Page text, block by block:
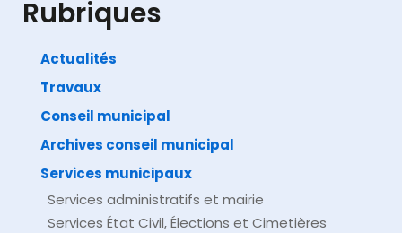
Impossible de trouver la fiche : F22379.xml
Rubriques
Actualités
Travaux
Conseil municipal
Archives conseil municipal
Services municipaux
Services administratifs et mairie
Services État Civil, Élections et Cimetières